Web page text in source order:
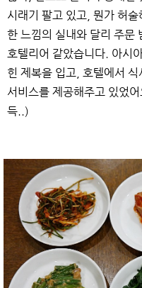
시래기 팔고 있고, 뭔가 허
한 느낌의 실내와 달리 주문
호텔리어 같았습니다. 아시
힌 제복을 입고, 호텔에서
서비스를 제공해주고 있었
득..)